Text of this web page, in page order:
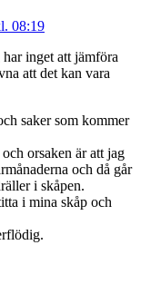
08:19
inget att jämföra
att det kan vara
saker som kommer
orsaken är att jag
och då går
i skåpen.
i mina skåp och